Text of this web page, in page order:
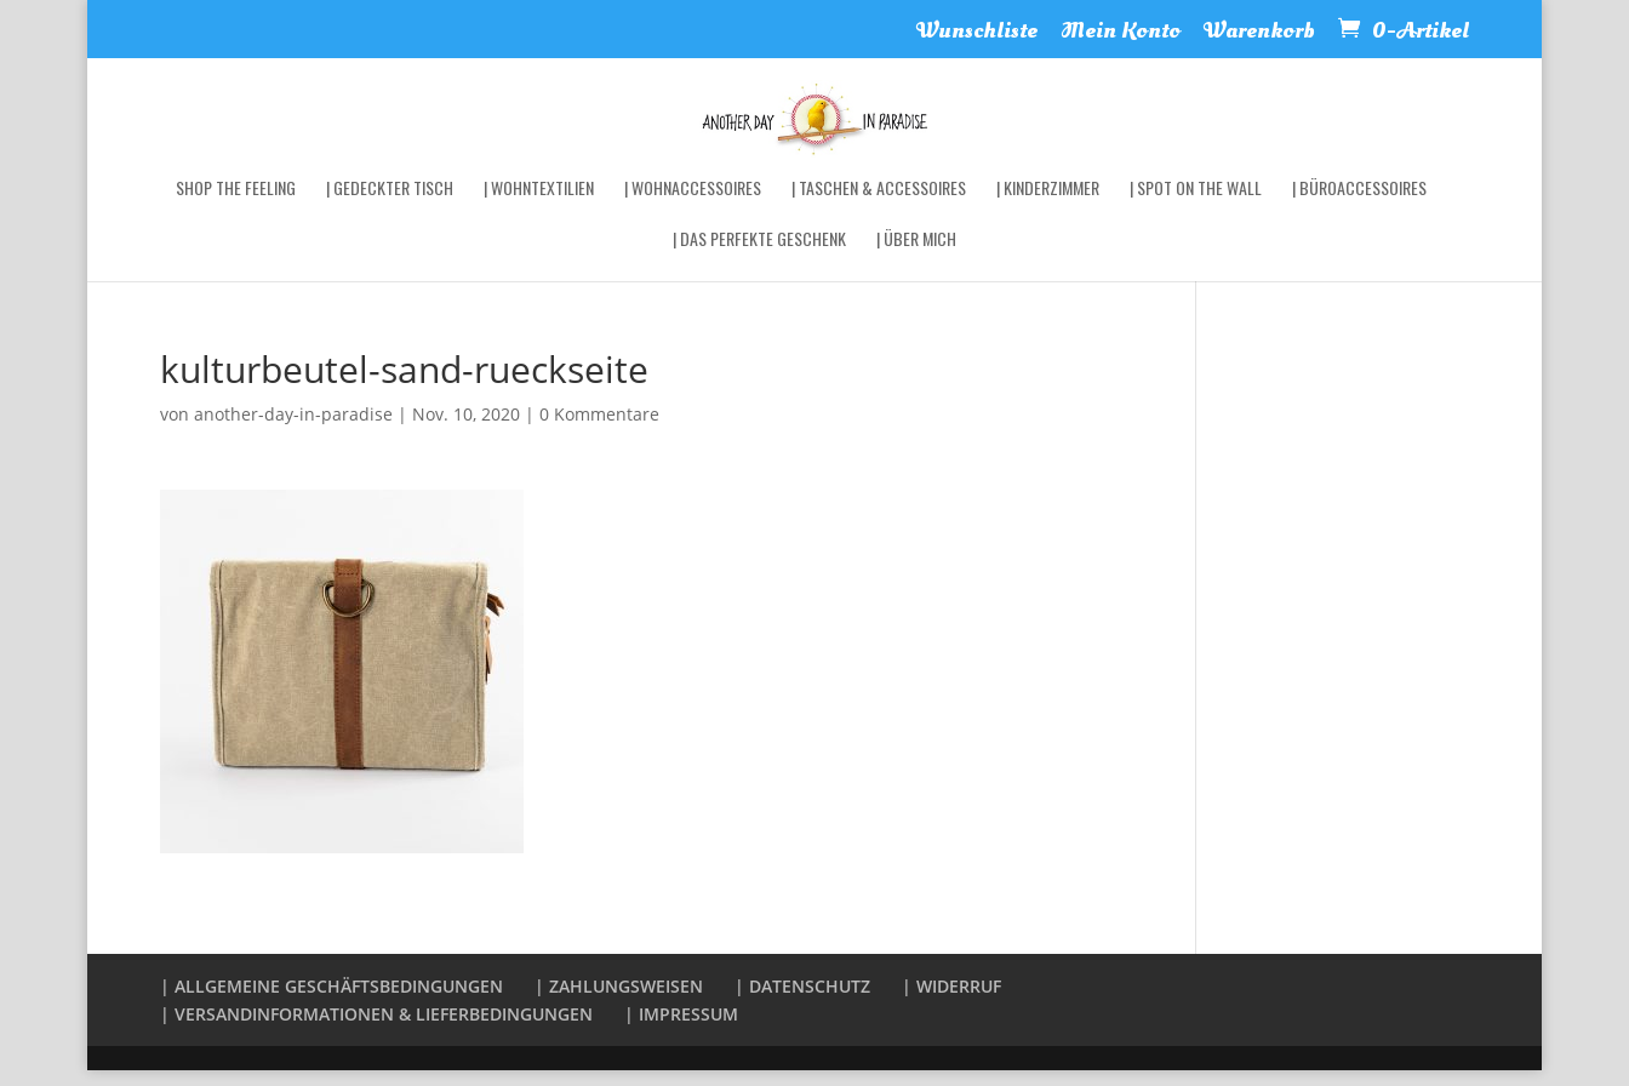
Wunschliste Mein Konto Warenkorb 0-Artikel
SHOP THE FEELING | GEDECKTER TISCH | WOHNTEXTILIEN | WOHNACCESSOIRES | TASCHEN & ACCESSOIRES | KINDERZIMMER | SPOT ON THE WALL
| BÜROACCESSOIRES
| DAS PERFEKTE GESCHENK
| ÜBER MICH
kulturbeutel-sand-rueckseite
von another-day-in-paradise | Nov. 10, 2020 | 0 Kommentare
| ALLGEMEINE GESCHÄFTSBEDINGUNGEN | ZAHLUNGSWEISEN | DATENSCHUTZ
| WIDERRUF
| VERSANDINFORMATIONEN & LIEFERBEDINGUNGEN
| IMPRESSUM